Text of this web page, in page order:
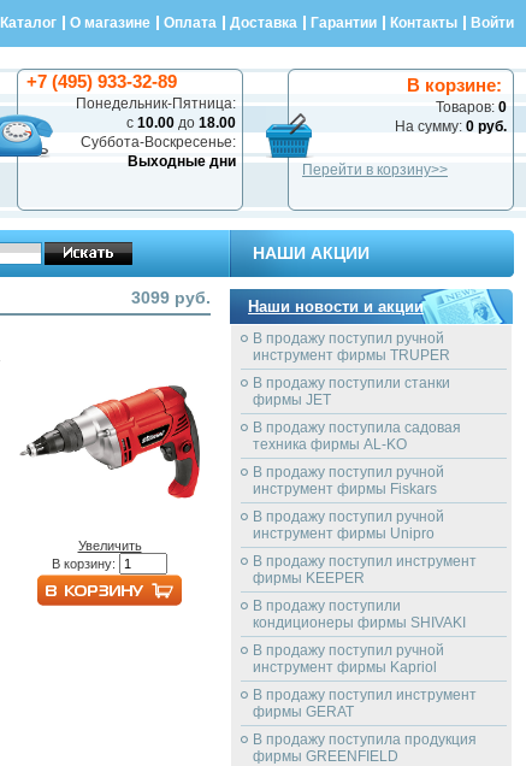
Каталог О магазине Оплата Доставка Гарантии Контакты Войти
В корзине:
Товаров: 0
На сумму: 0 руб.
Перейти в корзину>>
+7 (495) 933-32-89
Понедельник-Пятница:
с 10.00 до 18.00
Суббота-Воскресенье:
Выходные дни
НАШИ АКЦИИ
3099 руб.
Увеличить
В корзину:
Наши новости и акции
В продажу поступил ручной
инструмент фирмы TRUPER
В продажу поступили станки
фирмы JET
В продажу поступила садовая
техника фирмы AL-KO
В продажу поступил ручной
инструмент фирмы Fiskars
В продажу поступил ручной
инструмент фирмы Unipro
В продажу поступил инструмент
фирмы KEEPER
В продажу поступили
кондиционеры фирмы SHIVAKI
В продажу поступил ручной
инструмент фирмы Kapriol
В продажу поступил инструмент
фирмы GERAT
В продажу поступила продукция
фирмы GREENFIELD